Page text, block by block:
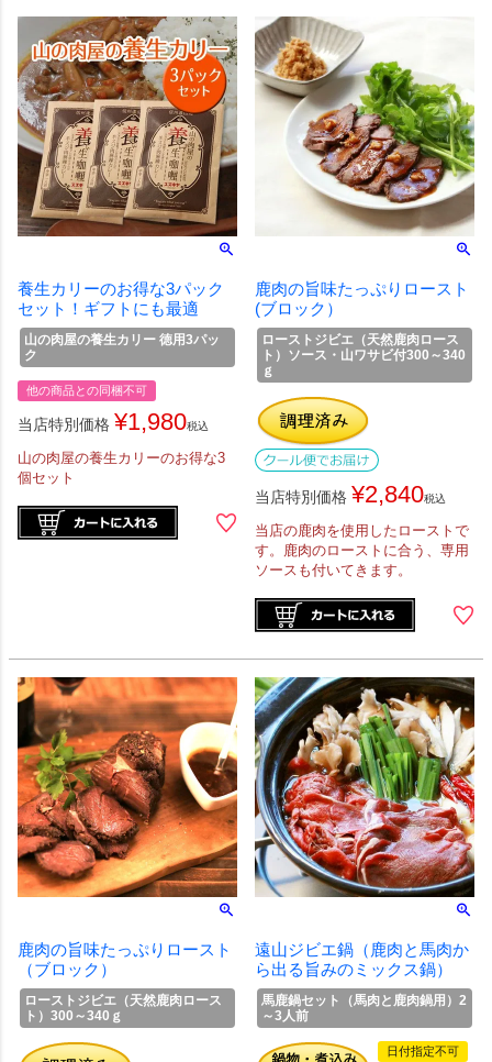
養生カリーのお得な3パック
セット！ギフトにも最適
山の肉屋の養生カリー 徳用3パッ
ク
他の商品との同梱不可
当店特別価格 ¥1,980税込
山の肉屋の養生カリーのお得な3
個セット
鹿肉の旨味たっぷりロースト
(ブロック）
ローストジビエ（天然鹿肉ロース
ト）ソース・山ワサビ付300～340
ｇ
当店特別価格 ¥2,840税込
当店の鹿肉を使用したローストで
す。鹿肉のローストに合う、専用
ソースも付いてきます。
鹿肉の旨味たっぷりロースト
（ブロック）
ローストジビエ（天然鹿肉ロース
ト）300～340ｇ
遠山ジビエ鍋（鹿肉と馬肉か
ら出る旨みのミックス鍋）
馬鹿鍋セット（馬肉と鹿肉鍋用）2
～3人前
日付指定不可